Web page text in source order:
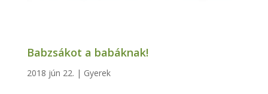
Babzsákot a babáknak!
2018 jún 22. | Gyerek